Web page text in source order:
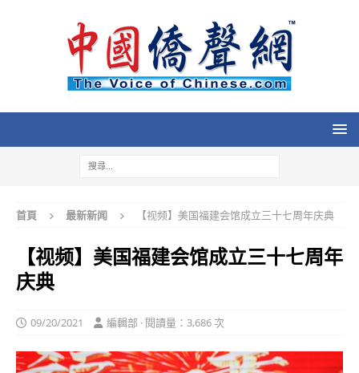
首頁 最新新闻 【视频】美国福建会馆成立三十七周年庆典
【视频】美国福建会馆成立三十七周年
庆典
09/20/2021 編輯部 · 閱讀量：3,686 次